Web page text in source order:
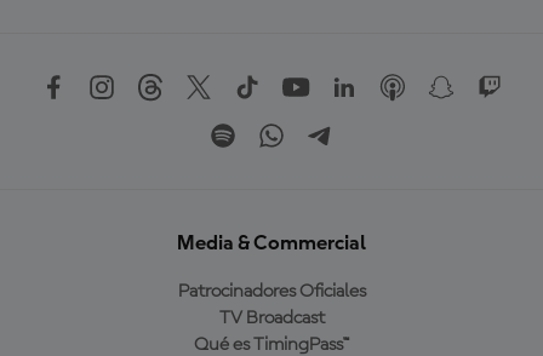
Media & Commercial
Patrocinadores Oficiales
TV Broadcast
Qué es TimingPass™